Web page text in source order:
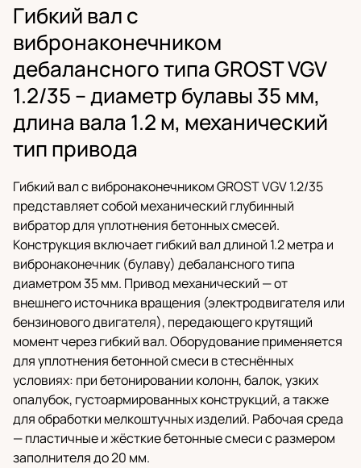
Гибкий вал с
вибронаконечником
дебалансного типа GROST VGV
1.2/35 – диаметр булавы 35 мм,
длина вала 1.2 м, механический
тип привода
Гибкий вал с вибронаконечником GROST VGV 1.2/35
представляет собой механический глубинный
вибратор для уплотнения бетонных смесей.
Конструкция включает гибкий вал длиной 1.2 метра и
вибронаконечник (булаву) дебалансного типа
диаметром 35 мм. Привод механический — от
внешнего источника вращения (электродвигателя или
бензинового двигателя), передающего крутящий
момент через гибкий вал. Оборудование применяется
для уплотнения бетонной смеси в стеснённых
условиях: при бетонировании колонн, балок, узких
опалубок, густоармированных конструкций, а также
для обработки мелкоштучных изделий. Рабочая среда
— пластичные и жёсткие бетонные смеси с размером
заполнителя до 20 мм.